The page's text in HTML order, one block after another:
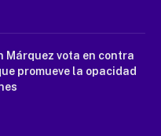
Márquez vota en contra
promueve la opacidad